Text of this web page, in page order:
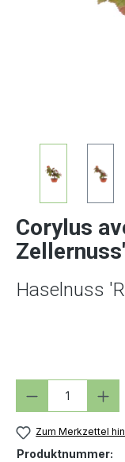
Corylus
Zellernuss'
Haselnuss
Produkt
Zum Merkzettel
Produktnummer: